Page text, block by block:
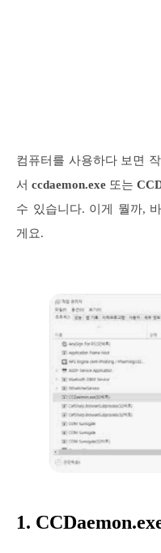
컴퓨터를 사용하다 보면
서ccdaemon.exe 또는
수 있습니다. 이게 뭘까,
게요.
1.